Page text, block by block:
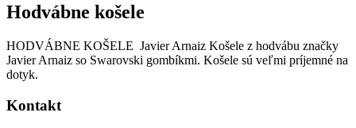
Hodvábne košele
HODVÁBNE KOŠELE Javier Arnaiz Košele z hodvábu značky
Javier Arnaiz so Swarovski gombíkmi. Košele sú veľmi príjemné na
dotyk.
Kontakt